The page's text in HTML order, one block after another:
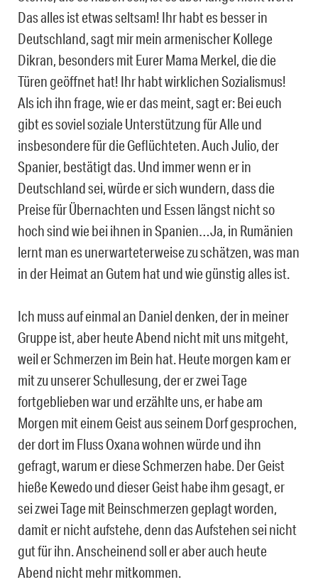
Das alles ist etwas seltsam! Ihr habt es besser in
Deutschland, sagt mir mein armenischer Kollege
Dikran, besonders mit Eurer Mama Merkel, die die
Türen geöffnet hat! Ihr habt wirklichen Sozialismus!
Als ich ihn frage, wie er das meint, sagt er: Bei euch
gibt es soviel soziale Unterstützung für Alle und
insbesondere für die Geflüchteten. Auch Julio, der
Spanier, bestätigt das. Und immer wenn er in
Deutschland sei, würde er sich wundern, dass die
Preise für Übernachten und Essen längst nicht so
hoch sind wie bei ihnen in Spanien…Ja, in Rumänien
lernt man es unerwarteterweise zu schätzen, was man
in der Heimat an Gutem hat und wie günstig alles ist.
Ich muss auf einmal an Daniel denken, der in meiner
Gruppe ist, aber heute Abend nicht mit uns mitgeht,
weil er Schmerzen im Bein hat. Heute morgen kam er
mit zu unserer Schullesung, der er zwei Tage
fortgeblieben war und erzählte uns, er habe am
Morgen mit einem Geist aus seinem Dorf gesprochen,
der dort im Fluss Oxana wohnen würde und ihn
gefragt, warum er diese Schmerzen habe. Der Geist
hieße Kewedo und dieser Geist habe ihm gesagt, er
sei zwei Tage mit Beinschmerzen geplagt worden,
damit er nicht aufstehe, denn das Aufstehen sei nicht
gut für ihn. Anscheinend soll er aber auch heute
Abend nicht mehr mitkommen.